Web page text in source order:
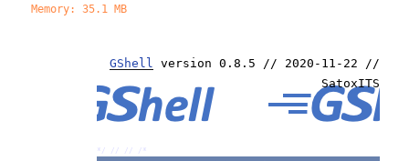
Memory: 35.1 MB
GShell version 0.8.5 // 2020-11-22 //
SatoxITS
*/ // // /*